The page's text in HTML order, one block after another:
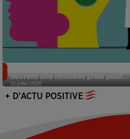
31 juillet 2026
ouvrent une nouvelle piste pour...
+ D'ACTU POSITIVE